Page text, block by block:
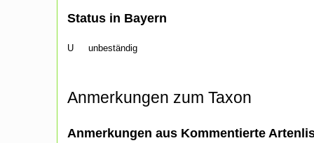
Status in Bayern
U unbeständig
Anmerkungen zum Taxon
Anmerkungen aus Kommentierte